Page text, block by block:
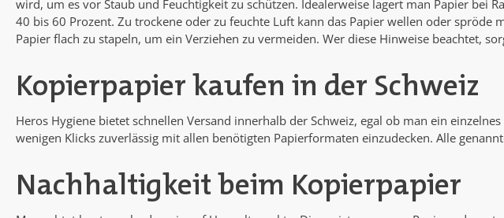
wird, um es vor Staub und Feuchtigkeit zu schützen. Idealerweise lagert man Papier
40 bis 60 Prozent. Zu trockene oder zu feuchte Luft kann das Papier wellen oder
Papier flach zu stapeln, um ein Verziehen zu vermeiden. Wer diese Hinweise beachtet,
Kopierpapier kaufen in der Schweiz
Heros Hygiene bietet schnellen Versand innerhalb der Schweiz, egal ob man ein
wenigen Klicks zuverlässig mit allen benötigten Papierformaten einzudecken. Alle
Nachhaltigkeit beim Kopierpapier